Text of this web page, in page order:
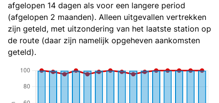
afgelopen 14 dagen als voor een langere period
(afgelopen 2 maanden). Alleen uitgevallen vertrekken
zijn geteld, met uitzondering van het laatste station op
de route (daar zijn namelijk opgeheven aankomsten
geteld).